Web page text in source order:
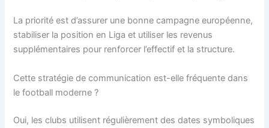
La priorité est d’assurer une bonne campagne européenne,
stabiliser la position en Liga et utiliser les revenus
supplémentaires pour renforcer l’effectif et la structure.
Cette stratégie de communication est-elle fréquente dans
le football moderne ?
Oui, les clubs utilisent régulièrement des dates symboliques